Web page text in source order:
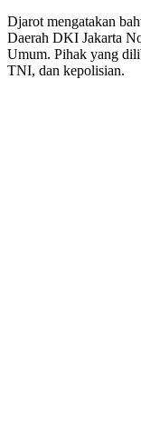
Djarot mengatakan
Daerah DKI Jakarta
Umum. Pihak yang
TNI, dan kepolisian.